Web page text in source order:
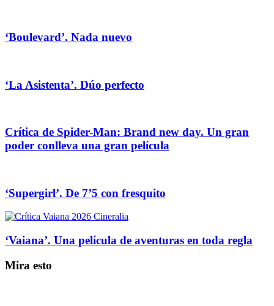
‘Boulevard’. Nada nuevo
‘La Asistenta’. Dúo perfecto
Crítica de Spider-Man: Brand new day. Un gran
poder conlleva una gran película
‘Supergirl’. De 7’5 con fresquito
‘Vaiana’. Una película de aventuras en toda regla
Mira esto